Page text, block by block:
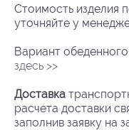
Стоимость изделия
уточняйте у
Вариант
здесь >>
Доставка
расчета доставки
заполнив заявку на